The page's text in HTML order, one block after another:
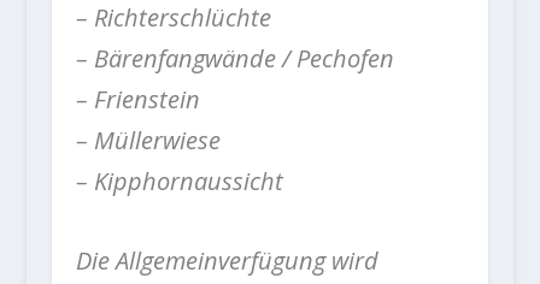
– Richterschlüchte
– Bärenfangwände / Pechofen
– Frienstein
– Müllerwiese
– Kipphornaussicht
Die Allgemeinverfügung wird